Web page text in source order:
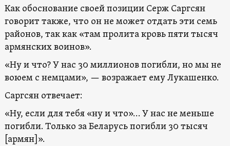
Как обоснование своей позиции Серж Саргсян
говорит также, что он не может отдать эти семь
районов, так как «там пролита кровь пяти тысяч
армянских воинов».
«Ну и что? У нас 30 миллионов погибли, но мы не
воюем с немцами», — возражает ему Лукашенко.
Саргсян отвечает:
«Ну, если для тебя «ну и что»… У нас не меньше
погибли. Только за Беларусь погибли 30 тысяч
[армян]».